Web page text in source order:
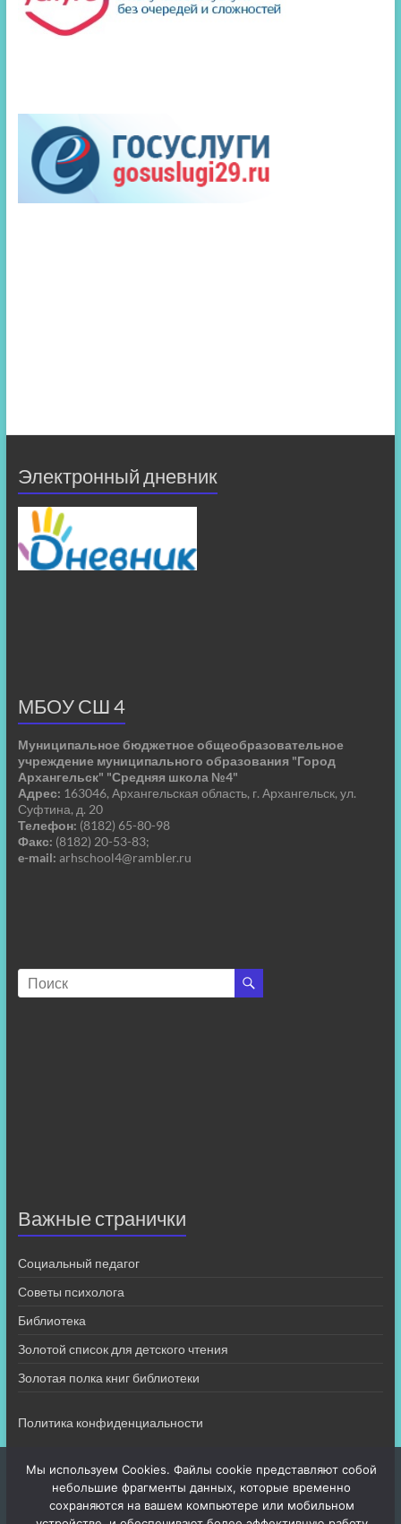
Электронный дневник
МБОУ СШ 4
Муниципальное бюджетное общеобразовательное
учреждение муниципального образования "Город
Архангельск" "Средняя школа №4"
Адрес: 163046, Архангельская область, г. Архангельск, ул.
Суфтина, д. 20
Телефон: (8182) 65-80-98
Факс: (8182) 20-53-83;
e-mail: arhschool4@rambler.ru
Важные странички
Социальный педагог
Советы психолога
Библиотека
Золотой список для детского чтения
Золотая полка книг библиотеки
Политика конфиденциальности
Мы используем Cookies. Файлы cookie представляют собой
небольшие фрагменты данных, которые временно
сохраняются на вашем компьютере или мобильном